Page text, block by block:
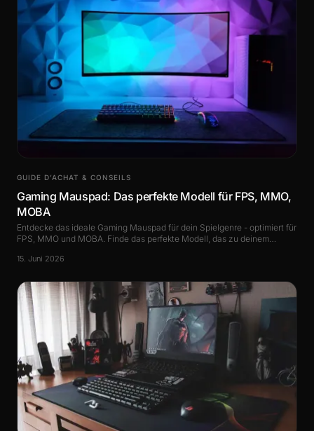
GUIDE D’ACHAT & CONSEILS
Gaming Mauspad: Das perfekte Modell für FPS, MMO,
MOBA
Entdecke das ideale Gaming Mauspad für dein Spielgenre - optimiert für
FPS, MMO und MOBA. Finde das perfekte Modell, das zu deinem
15. Juni 2026